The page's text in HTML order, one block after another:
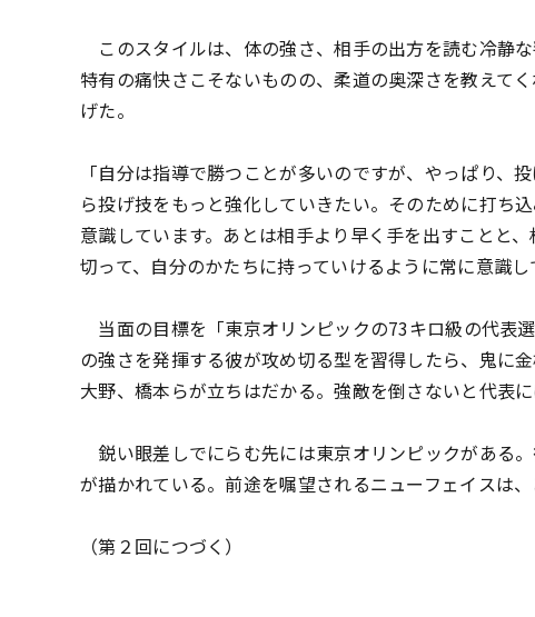
このスタイルは、体の強さ、相手の出方を読む冷静
特有の痛快さこそないものの、柔道の奥深さを教えて
げた。
「自分は指導で勝つことが多いのですが、やっぱり、
ら投げ技をもっと強化していきたい。そのために打ち
意識しています。あとは相手より早く手を出すことと
切って、自分のかたちに持っていけるように常に意識し
当面の目標を「東京オリンピックの73キロ級の代表
の強さを発揮する彼が攻め切る型を習得したら、鬼に
大野、橋本らが立ちはだかる。強敵を倒さないと代表に
鋭い眼差しでにらむ先には東京オリンピックがある
が描かれている。前途を嘱望されるニューフェイスは、
（第２回につづく）